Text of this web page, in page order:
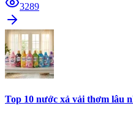
3289
Top 10 nước xả vải thơm lâu